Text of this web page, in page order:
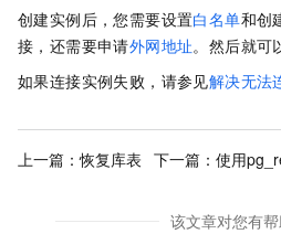
创建实例后，您需要设置白名单和创
接，还需要申请外网地址。然后就可
如果连接实例失败，请参见解决无法
上一篇：恢复库表 下一篇： 使用
该文章对您有帮